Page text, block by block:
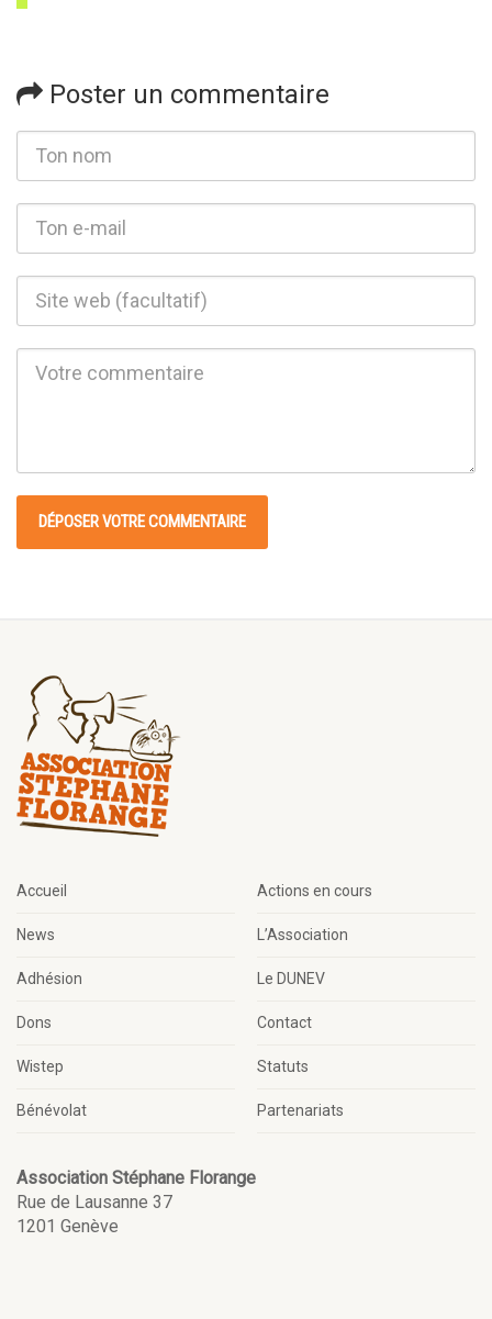
Poster un commentaire
Accueil Actions en cours
News L’Association
Adhésion Le DUNEV
Dons Contact
Wistep Statuts
Bénévolat Partenariats
Association Stéphane Florange
Rue de Lausanne 37
1201 Genève